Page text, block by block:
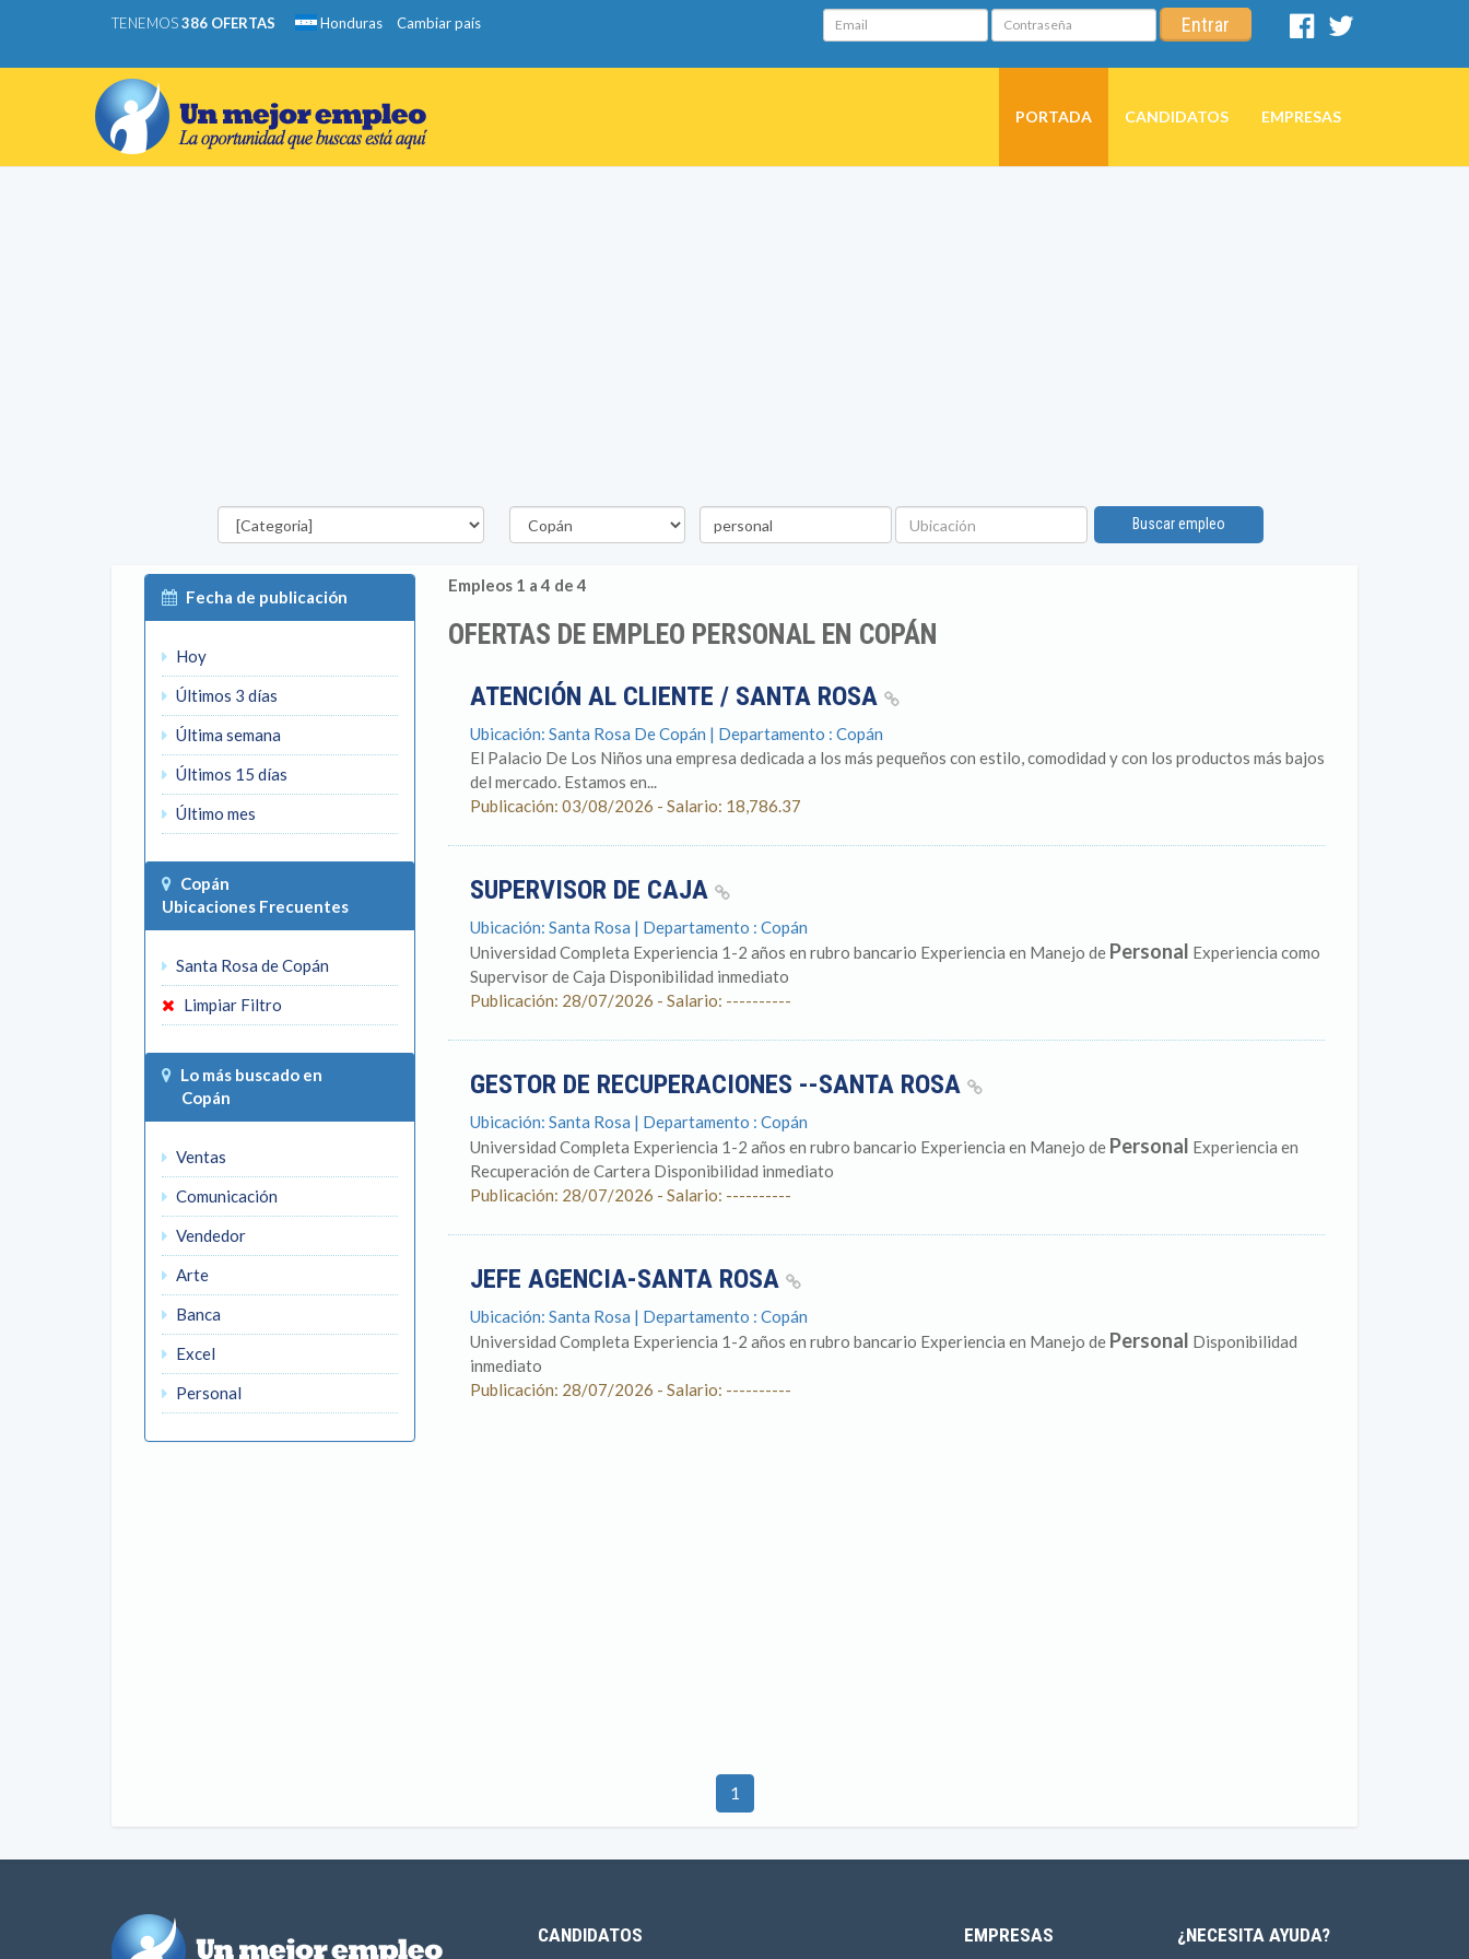
TENEMOS386 OFERTAS Honduras Cambiar país Email Contraseña Entrar
Facebook
PORTADA CANDIDATOS EMPRESAS
Categorías Departamento
Palabra
clave
Ubicación
Buscar empleo
Fecha de publicación
Hoy
Últimos 3 días
Última semana
Últimos 15 días
Último mes
Copán
Ubicaciones Frecuentes
Santa Rosa de Copán
Limpiar Filtro
Lo más buscado en
Copán
Ventas
Comunicación
Vendedor
Arte
Banca
Excel
Personal
Empleos 1 a 4 de 4
OFERTAS DE EMPLEO PERSONAL EN COPÁN
ATENCIÓN AL CLIENTE / SANTA ROSA
Ubicación: Santa Rosa De Copán | Departamento : Copán
El Palacio De Los Niños una empresa dedicada a los más pequeños con estilo, comodidad y con los productos más bajos
del mercado. Estamos en...
Publicación: 03/08/2026 - Salario: 18,786.37
SUPERVISOR DE CAJA
Ubicación: Santa Rosa | Departamento : Copán
Universidad Completa Experiencia 1-2 años en rubro bancario Experiencia en Manejo de Personal Experiencia como
Supervisor de Caja Disponibilidad inmediato
Publicación: 28/07/2026 - Salario: ----------
GESTOR DE RECUPERACIONES --SANTA ROSA
Ubicación: Santa Rosa | Departamento : Copán
Universidad Completa Experiencia 1-2 años en rubro bancario Experiencia en Manejo de Personal Experiencia en
Recuperación de Cartera Disponibilidad inmediato
Publicación: 28/07/2026 - Salario: ----------
JEFE AGENCIA-SANTA ROSA
Ubicación: Santa Rosa | Departamento : Copán
Universidad Completa Experiencia 1-2 años en rubro bancario Experiencia en Manejo de Personal Disponibilidad
inmediato
Publicación: 28/07/2026 - Salario: ----------
1
CANDIDATOS EMPRESAS ¿NECESITA AYUDA?